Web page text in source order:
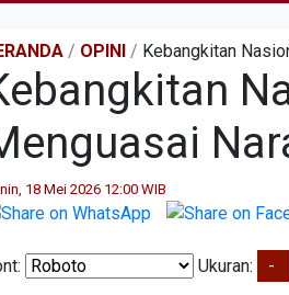
/ OPINI / Kebangkitan
18 Mei 2026 12:00 WIB
Ukuran: -